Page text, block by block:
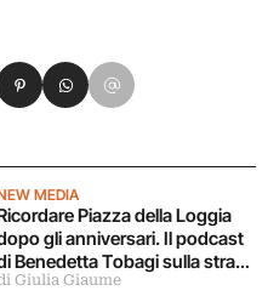
MEDIA
Piazza della Loggia
gli anniversari. Il podcast
Benedetta Tobagi sulla strage
Brescia
Giulia Giaume
Xsu LinkedIn
su Pinterest
Condividi su WhatsApp
Condividi su Email